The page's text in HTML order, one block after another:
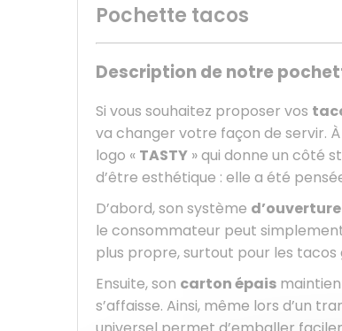
Pochette tacos
Description de notre
Si vous souhaitez proposer vos
va changer votre façon de servir.
logo « TASTY » qui donne un côté
d’être esthétique : elle a été
D’abord, son système
le consommateur peut
plus propre, surtout pour les tacos
Ensuite, son carton épais
s’affaisse. Ainsi, même lors d’un